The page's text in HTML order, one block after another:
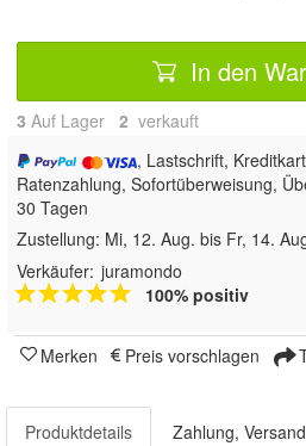
In den
3 Auf Lager 2 verkauft
, Lastschrift,
Ratenzahlung, Sofortüberweisung,
30 Tagen
Zustellung: Mi, 12. Aug. bis Fr, 14.
Verkäufer: juramondo
100% positiv
Merken Preis vorschlagen
Produktdetails Zahlung,